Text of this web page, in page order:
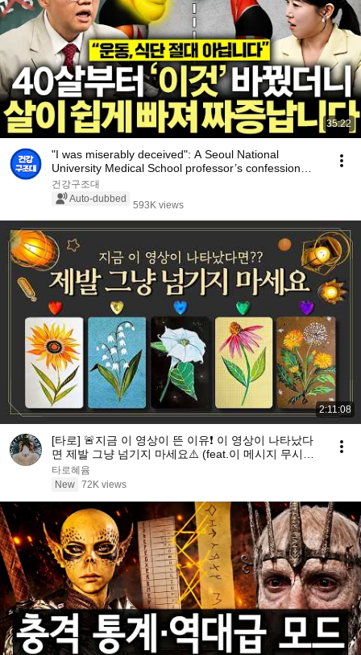
35:22
"I was miserably deceived": A Seoul National
University Medical School professor’s confession
aft...
건강구조대
Auto-dubbed
593K views
2:11:08
[타로] 🚨지금 이 영상이 뜬 이유❗️ 이 영상이 나타났다
면 제발 그냥 넘기지 마세요⚠️ (feat.이 메시지 무시하
지 마세요🧿절대 우연이 아닙니다🚫금전•일•학업•관계
까지 몽땅💥)
타로혜윰
New 72K views